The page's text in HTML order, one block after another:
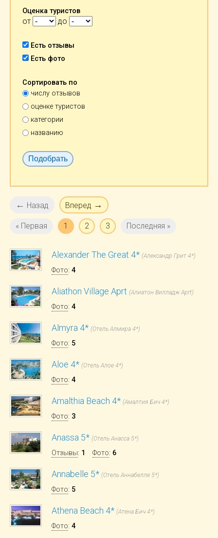
← Назад Вперед →
« Первая 1 2 3 Последняя »
Alexander The Great 4* (Александр Грит 4*)
Фото: 4
Aliathon Village Aprt (Алиатон Вилладж Aprt)
Фото: 4
Almyra 4* (Отель Алмира 4*)
Фото: 5
Aloe 4* (Отель Алое 4*)
Фото: 4
Amalthia Beach 4* (Амалтия Бич 4*)
Фото: 3
Anassa 5* (Отель Анасса 5*)
Отзывы: 1 Фото: 6
Annabelle 5* (Отель Аннабелле 5*)
Фото: 5
Athena Beach 4* (Атена Бич 4*)
Фото: 4
Оценка туристов
от до
Есть отзывы
Есть фото
Сортировать по
числу отзывов
оценке туристов
категории
названию